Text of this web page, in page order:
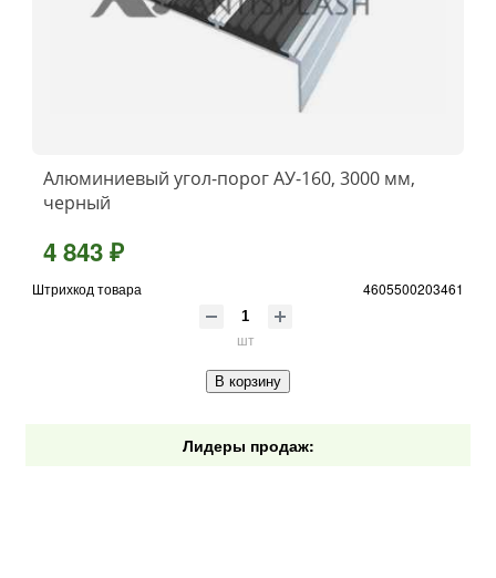
Алюминиевый угол-порог АУ-160, 3000 мм,
черный
4 843 ₽
Штрихкод товара 4605500203461
шт
В корзину
Лидеры продаж: